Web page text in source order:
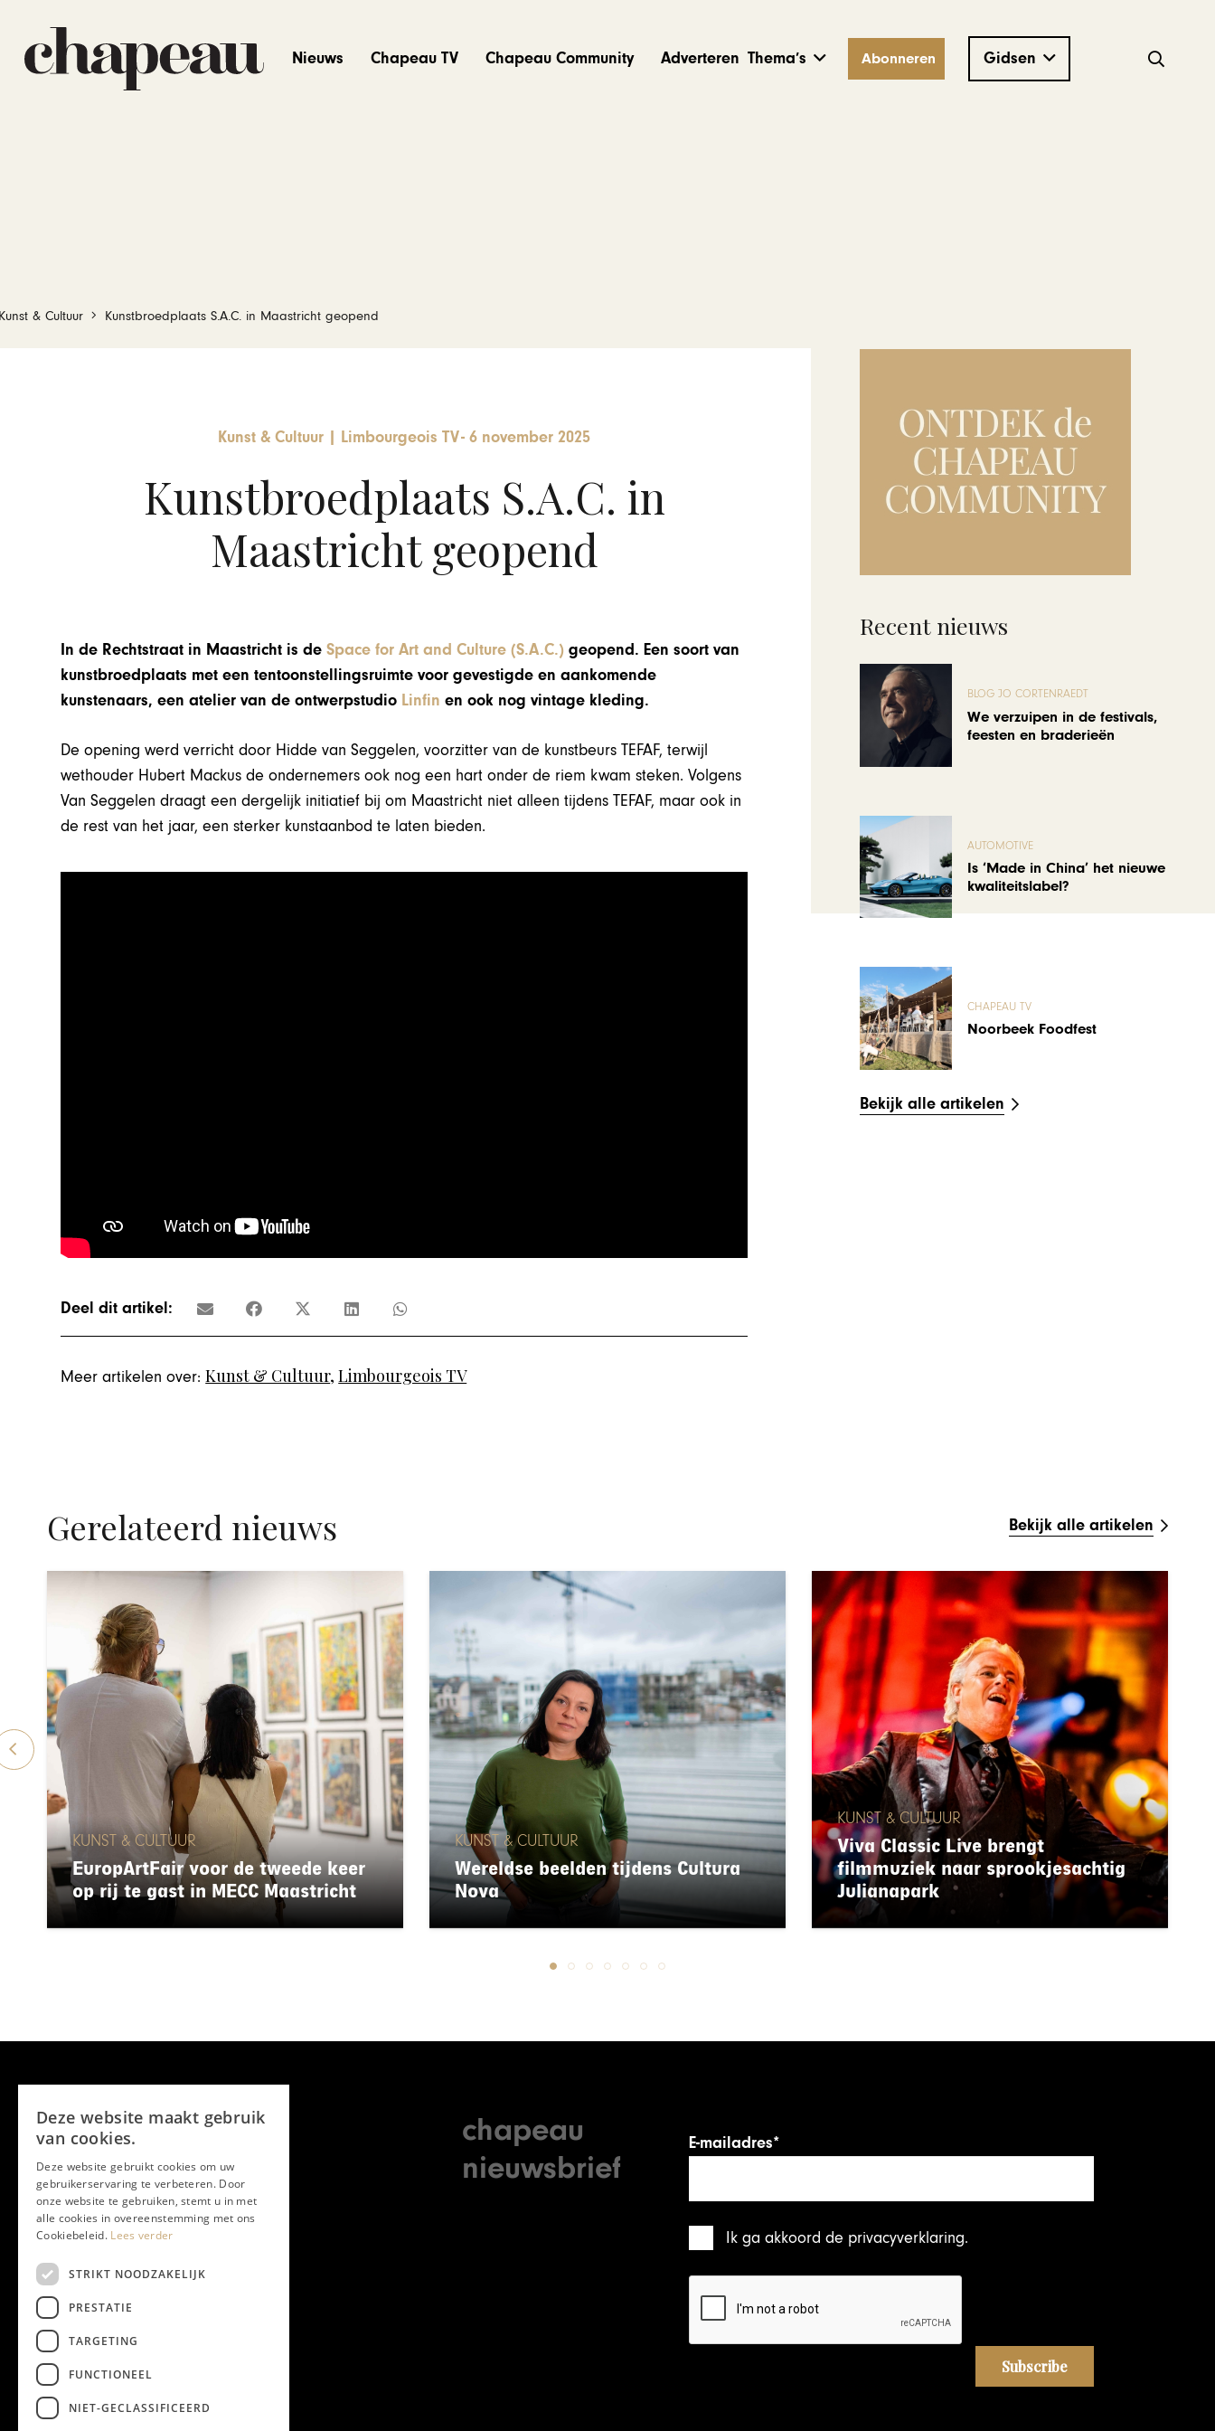
Nieuws Chapeau TV Chapeau Community Adverteren Thema’s Abonneren Gidsen
& Cultuur Kunstbroedplaats S.A.C. in Maastricht geopend
Kunst & Cultuur | Limbourgeois TV-6 november 2025
Kunstbroedplaats S.A.C. in
Maastricht geopend
In de Rechtstraat in Maastricht is deSpace for Art and Culture (S.A.C.) geopend. Een soort van
kunstbroedplaats met een tentoonstellingsruimte voor gevestigde en aankomende
kunstenaars, een atelier van de ontwerpstudio Linfin en ook nog vintage kleding.
De opening werd verricht door Hidde van Seggelen, voorzitter van de kunstbeurs TEFAF, terwijl
wethouder Hubert Mackus de ondernemers ook nog een hart onder de riem kwam steken. Volgens
Van Seggelen draagt een dergelijk initiatief bij om Maastricht niet alleen tijdens TEFAF, maar ook in
de rest van het jaar, een sterker kunstaanbod te laten bieden.
Deel dit artikel:
Meer artikelen over: Kunst & Cultuur,Limbourgeois TV
Recent nieuws
BLOG JO CORTENRAEDT
We verzuipen in de festivals,
feesten en braderieën
AUTOMOTIVE
Is ‘Made in China’ het nieuwe
kwaliteitslabel?
CHAPEAU TV
Noorbeek Foodfest
Bekijk alle artikelen
Gerelateerd nieuws Bekijk alle artikelen
KUNST & CULTUUR
EuropArtFair voor de tweede keer
op rij te gast in MECC Maastricht
KUNST & CULTUUR
Wereldse beelden tijdens Cultura
Nova
KUNST & CULTUUR
Viva Classic Live brengt
filmmuziek naar sprookjesachtig
Julianapark
chapeau
nieuwsbrief
E-mailadres*
Ik ga akkoord de privacyverklaring.
Deze website maakt gebruik
van cookies.
Deze website gebruikt cookies om uw
gebruikerservaring te verbeteren. Door
onze website te gebruiken, stemt u in met
alle cookies in overeenstemming met ons
Cookiebeleid. Lees verder
STRIKT NOODZAKELIJK
PRESTATIE
TARGETING
FUNCTIONEEL
NIET-GECLASSIFICEERD